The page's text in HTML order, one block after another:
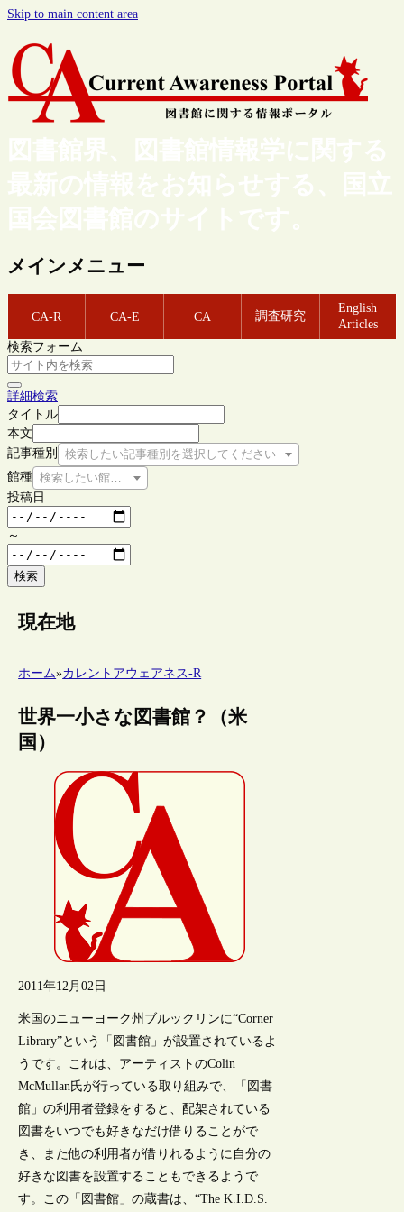
Skip to main content area
図書館界、図書館情報学に関する
最新の情報をお知らせする、国立
国会図書館のサイトです。
メインメニュー
CA-R CA-E CA 調査研究
English
Articles
検索フォーム
詳細検索
タイトル
本文
記事種別
検索したい記事種別を選択してください
館種 検索したい館種を選択してください
投稿日
～
検索
現在地
ホーム»カレントアウェアネス-R
世界一小さな図書館？（米
国）
2011年12月02日
米国のニューヨーク州ブルックリンに“Corner
Library”という「図書館」が設置されているよ
うです。これは、アーティストのColin
McMullan氏が行っている取り組みで、「図書
館」の利用者登録をすると、配架されている
図書をいつでも好きなだけ借りることがで
き、また他の利用者が借りれるように自分の
好きな図書を設置することもできるようで
す。この「図書館」の蔵書は、“The K.I.D.S.